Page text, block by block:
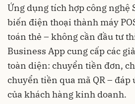
Ứng dụng tích hợp công nghệ
biến điện thoại thành máy
toán thẻ – không cần đầu tư
Business App cung cấp các
toàn diện: chuyển tiền đơn,
chuyển tiền qua mã QR – đáp
của khách hàng kinh doanh.